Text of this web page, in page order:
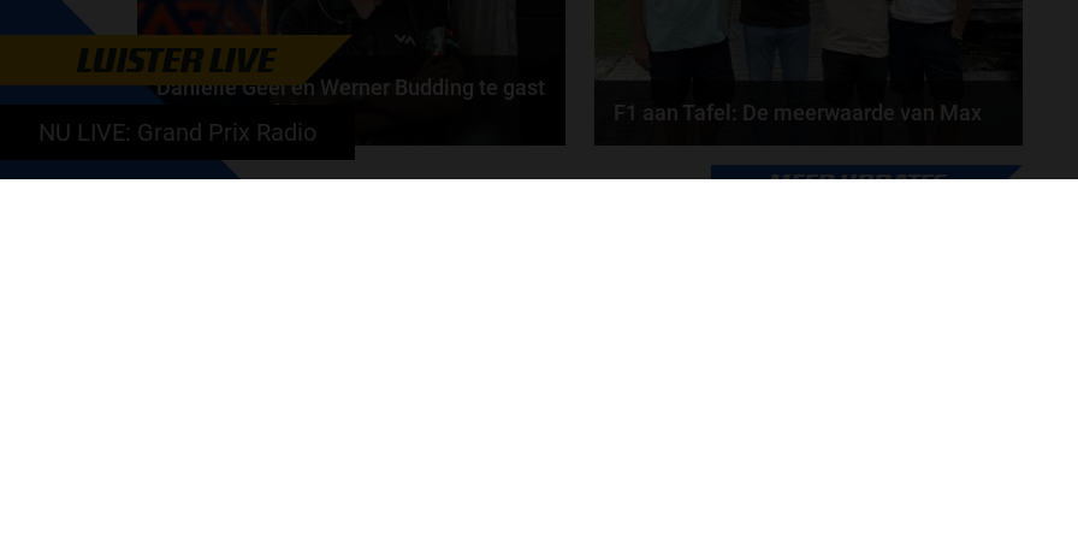
Daniëlle Geel en Werner Budding te gast
in F1 aan Tafel
Daniëlle Geel, Werner Budding en Ronald Molendijk
F1 aan Tafel: De meerwaarde van Max
Geen enkele sensor kan wat Max Verstappen voelt,
MEER UPDATES
LUISTER LIVE
NU LIVE: Grand Prix Radio